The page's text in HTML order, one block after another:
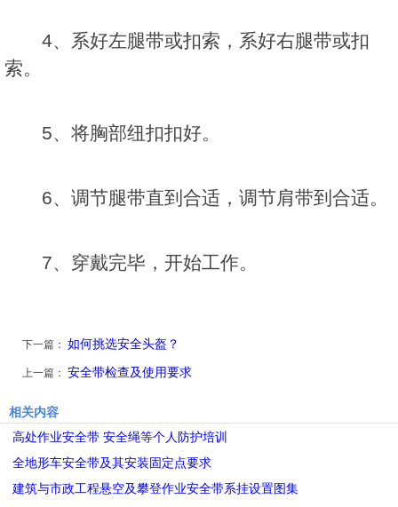
4、系好左腿带或扣索，系好右腿带或扣
索。
5、将胸部纽扣扣好。
6、调节腿带直到合适，调节肩带到合适。
7、穿戴完毕，开始工作。
下一篇： 如何挑选安全头盔？
上一篇： 安全带检查及使用要求
相关内容
高处作业安全带 安全绳等个人防护培训
全地形车安全带及其安装固定点要求
建筑与市政工程悬空及攀登作业安全带系挂设置图集